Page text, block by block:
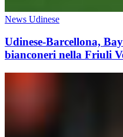
News Udinese
Udinese-Barcellona,
bianconeri nella Friuli